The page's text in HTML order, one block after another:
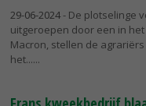
29-06-2024- De plotselinge
uitgeroepen door een in
Macron, stellen de
het...